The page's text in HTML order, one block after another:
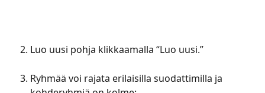
Luo uusi pohja klikkaamalla “Luo uusi.”
Ryhmää voi rajata erilaisilla suodattimilla ja